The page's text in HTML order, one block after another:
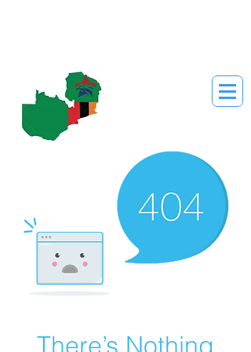
There’s Nothing